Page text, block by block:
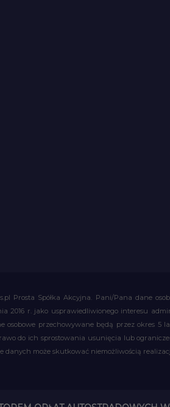
Prosta Spółka Akcyjna. Pani/Pana dane
r. jako usprawiedliwionego interesu
przechowywane będą przez okres 5
do ich sprostowania usunięcia lub
może skutkować niemożliwością